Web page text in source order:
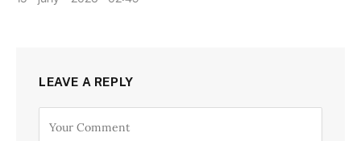
LEAVE A REPLY